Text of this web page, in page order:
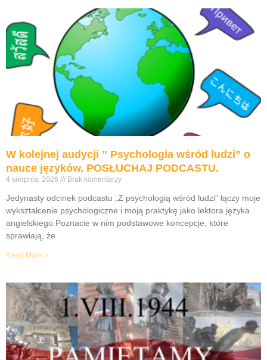
W kolejnej audycji ” Psychologia wśród ludzi” o
nauce języków. POSŁUCHAJ PODCASTU.
4 sierpnia, 2026 Brak komentarzy
Jedynasty odcinek podcastu „Z psychologią wśród ludzi” łączy moje
wykształcenie psychologiczne i moją praktykę jako lektora języka
angielskiego.Poznacie w nim podstawowe koncepcje, które
sprawiają, że
Read More »